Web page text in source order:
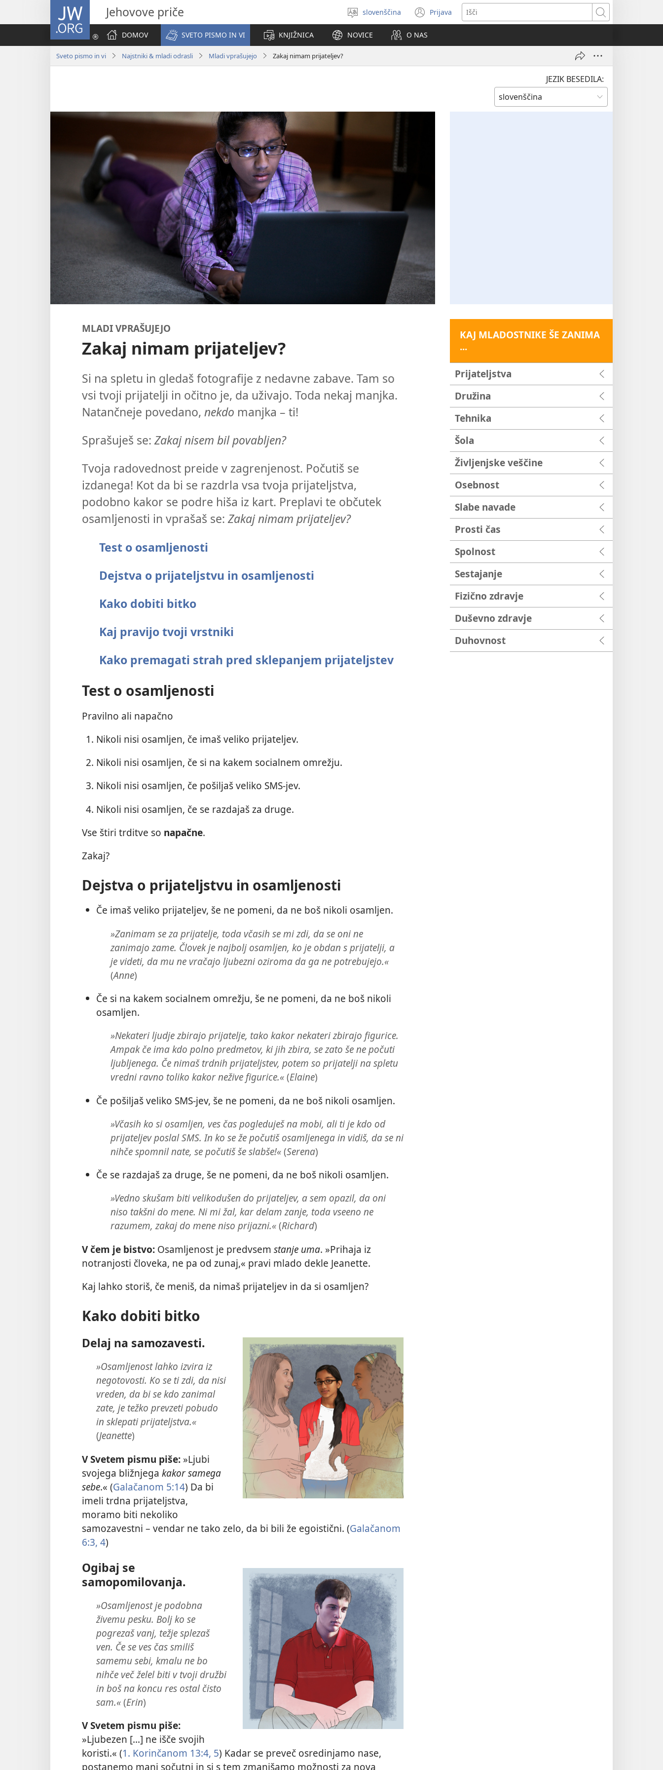
JW.ORG Jehovove priče
Izberite
jezik
slovenščina Prijava
(odpre
novo
Išči
DOMOV
SVETO PISMO IN VI KNJIŽNICA NOVICE O NAS
Sveto pismo in vi Najstniki & mladi odrasli Mladi vprašujejo Zakaj nimam prijateljev?
JEZIK BESEDILA:
MLADI VPRAŠUJEJO
Zakaj nimam prijateljev?
Si na spletu in gledaš fotografije z nedavne zabave. Tam so
vsi tvoji prijatelji in očitno je, da uživajo. Toda nekaj manjka.
Natančneje povedano, nekdo manjka – ti!
Sprašuješ se: Zakaj nisem bil povabljen?
Tvoja radovednost preide v zagrenjenost. Počutiš se
izdanega! Kot da bi se razdrla vsa tvoja prijateljstva,
podobno kakor se podre hiša iz kart. Preplavi te občutek
osamljenosti in vprašaš se: Zakaj nimam prijateljev?
Test o osamljenosti
Dejstva o prijateljstvu in osamljenosti
Kako dobiti bitko
Kaj pravijo tvoji vrstniki
Kako premagati strah pred sklepanjem prijateljstev
Test o osamljenosti
Pravilno ali napačno
Nikoli nisi osamljen, če imaš veliko prijateljev.
Nikoli nisi osamljen, če si na kakem socialnem omrežju.
Nikoli nisi osamljen, če pošiljaš veliko SMS-jev.
Nikoli nisi osamljen, če se razdajaš za druge.
Vse štiri trditve so napačne.
Zakaj?
Dejstva o prijateljstvu in osamljenosti
Če imaš veliko prijateljev, še ne pomeni, da ne boš nikoli osamljen.
»Zanimam se za prijatelje, toda včasih se mi zdi, da se oni ne
zanimajo zame. Človek je najbolj osamljen, ko je obdan s prijatelji, a
je videti, da mu ne vračajo ljubezni oziroma da ga ne potrebujejo.«
(Anne)
Če si na kakem socialnem omrežju, še ne pomeni, da ne boš nikoli
osamljen.
»Nekateri ljudje zbirajo prijatelje, tako kakor nekateri zbirajo figurice.
Ampak če ima kdo polno predmetov, ki jih zbira, se zato še ne počuti
ljubljenega. Če nimaš trdnih prijateljstev, potem so prijatelji na spletu
vredni ravno toliko kakor nežive figurice.«(Elaine)
Če pošiljaš veliko SMS-jev, še ne pomeni, da ne boš nikoli osamljen.
»Včasih ko si osamljen, ves čas pogleduješ na mobi, ali ti je kdo od
prijateljev poslal SMS. In ko se že počutiš osamljenega in vidiš, da se ni
nihče spomnil nate, se počutiš še slabše!«(Serena)
Če se razdajaš za druge, še ne pomeni, da ne boš nikoli osamljen.
»Vedno skušam biti velikodušen do prijateljev, a sem opazil, da oni
niso takšni do mene. Ni mi žal, kar delam zanje, toda vseeno ne
razumem, zakaj do mene niso prijazni.«(Richard)
V čem je bistvo: Osamljenost je predvsem stanje uma. »Prihaja iz
notranjosti človeka, ne pa od zunaj,« pravi mlado dekle Jeanette.
Kaj lahko storiš, če meniš, da nimaš prijateljev in da si osamljen?
Kako dobiti bitko
Delaj na samozavesti.
»Osamljenost lahko izvira iz
negotovosti. Ko se ti zdi, da nisi
vreden, da bi se kdo zanimal
zate, je težko prevzeti pobudo
in sklepati prijateljstva.«
(Jeanette)
V Svetem pismu piše: »Ljubi
svojega bližnjega kakor samega
sebe.« (Galačanom 5:14) Da bi
imeli trdna prijateljstva,
moramo biti nekoliko
samozavestni – vendar ne tako zelo, da bi bili že egoistični. (Galačanom
6:3, 4)
Ogibaj se
samopomilovanja.
»Osamljenost je podobna
živemu pesku. Bolj ko se
pogrezaš vanj, težje splezaš
ven. Če se ves čas smiliš
samemu sebi, kmalu ne bo
nihče več želel biti v tvoji družbi
in boš na koncu res ostal čisto
sam.«(Erin)
V Svetem pismu piše:
»Ljubezen [...] ne išče svojih
koristi.« (1. Korinčanom 13:4, 5) Kadar se preveč osredinjamo nase,
postanemo manj sočutni in si s tem zmanjšamo možnosti za nova
KAJ MLADOSTNIKE ŠE ZANIMA
...
Prijateljstva
Družina
Tehnika
Šola
Življenjske veščine
Osebnost
Slabe navade
Prosti čas
Spolnost
Sestajanje
Fizično zdravje
Duševno zdravje
Duhovnost